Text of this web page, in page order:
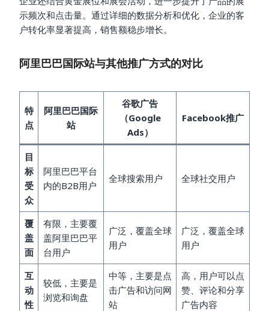
示频次和点击量。通过详细的数据分析和优化，企业的客
户转化率显著提高，销售额稳步增长。
阿里巴巴国际站与其他推广方式的对比
特
点
阿里巴巴国际
站
谷歌广告
（Google
Ads）
Facebook推广
目
标
受
众
阿里巴巴平台
内的B2B用户
全球搜索用户 全球社交用户
覆
盖
面
有限，主要覆
盖阿里巴巴平
台用户
广泛，覆盖全球
用户
广泛，覆盖全球
用户
互
动
性
较低，主要是
浏览和询盘
中等，主要是点
击广告和访问网
站
高，用户可以点
赞、评论和分享
广告内容